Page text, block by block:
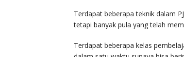
Terdapat beberapa teknik dalam
tetapi banyak pula yang telah
Terdapat beberapa kelas